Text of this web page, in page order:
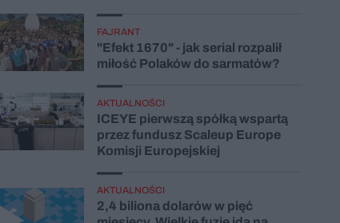
FAJRANT
"Efekt 1670" - jak serial rozpalił
miłość Polaków do sarmatów?
AKTUALNOŚCI
ICEYE pierwszą spółką wspartą
przez fundusz Scaleup Europe
Komisji Europejskiej
AKTUALNOŚCI
2,4 biliona dolarów w pięć